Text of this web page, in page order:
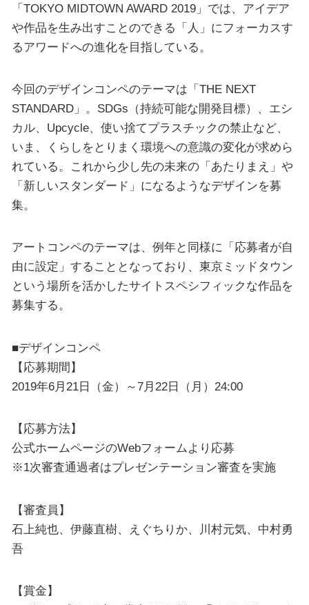
「TOKYO MIDTOWN AWARD 2019」では、アイデア
や作品を生み出すことのできる「人」にフォーカスす
るアワードへの進化を目指している。
今回のデザインコンペのテーマは「THE NEXT
STANDARD」。SDGs（持続可能な開発目標）、エシ
カル、Upcycle、使い捨てプラスチックの禁止など、
いま、くらしをとりまく環境への意識の変化が求めら
れている。これから少し先の未来の「あたりまえ」や
「新しいスタンダード」になるようなデザインを募
集。
アートコンペのテーマは、例年と同様に「応募者が自
由に設定」することとなっており、東京ミッドタウン
という場所を活かしたサイトスペシフィックな作品を
募集する。
■デザインコンペ
【応募期間】
2019年6月21日（金）～7月22日（月）24:00
【応募方法】
公式ホームページのWebフォームより応募
※1次審査通過者はプレゼンテーション審査を実施
【審査員】
石上純也、伊藤直樹、えぐちりか、川村元気、中村勇
吾
【賞金】